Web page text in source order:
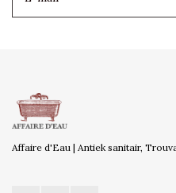
Affaire d'Eau | Antiek sanitair,